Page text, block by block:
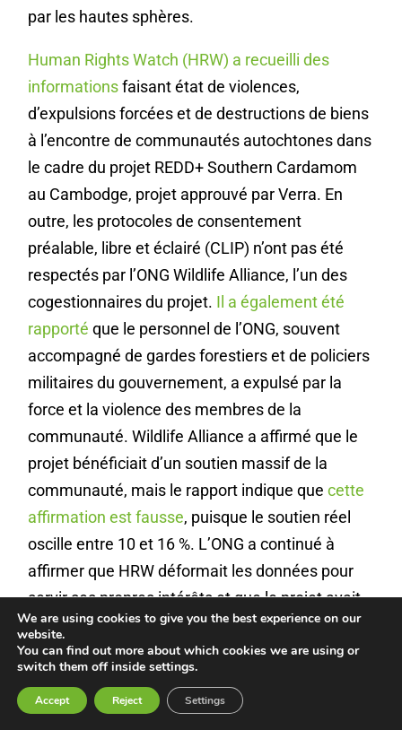
par les hautes sphères.
Human Rights Watch (HRW) a recueilli des
informationsfaisant état de violences,
d’expulsions forcées et de destructions de biens
à l’encontre de communautés autochtones dans
le cadre du projet REDD+ Southern Cardamom
au Cambodge, projet approuvé par Verra. En
outre, les protocoles de consentement
préalable, libre et éclairé (CLIP) n’ont pas été
respectés par l’ONG Wildlife Alliance, l’un des
cogestionnaires du projet. Il a également été
rapporté que le personnel de l’ONG, souvent
accompagné de gardes forestiers et de policiers
militaires du gouvernement, a expulsé par la
force et la violence des membres de la
communauté. Wildlife Alliance a affirmé que le
projet bénéficiait d’un soutien massif de la
communauté, mais le rapport indique quecette
affirmation est fausse, puisque le soutien réel
oscille entre 10 et 16 %. L’ONG a continué à
affirmer que HRW déformait les données pour
servir ses propres intérêts et que le projet avait
été couronné de succès. Cependant, les
données de Global Forest Watchmontrent que
1.400 hectares de forêt primaire ont été perdus
dans la région entre 2016 et 2022 et que le
We are using cookies to give you the best experience on our
website.
You can find out more about which cookies we are using or
switch them off inside settings.
Accept Reject Settings